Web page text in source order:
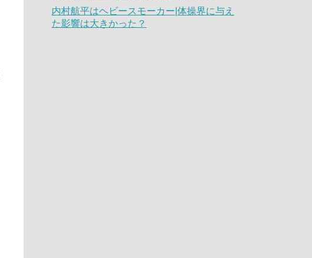
内村航平はヘビースモーカー|体操界に与え
た影響は大きかった？